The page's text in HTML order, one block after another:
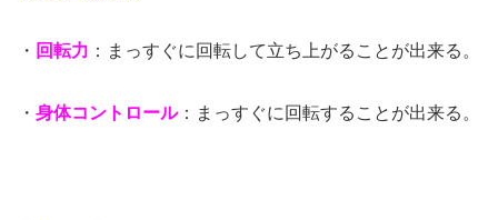
・ 回転力 ：まっすぐに回転して立ち上がることが出来る。
・ 身体コントロール：まっすぐに回転することが出来る。